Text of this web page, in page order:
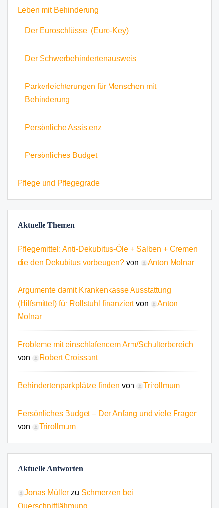
Leben mit Behinderung
Der Euroschlüssel (Euro-Key)
Der Schwerbehindertenausweis
Parkerleichterungen für Menschen mit
Behinderung
Persönliche Assistenz
Persönliches Budget
Pflege und Pflegegrade
Aktuelle Themen
Pflegemittel: Anti-Dekubitus-Öle + Salben + Cremen
die den Dekubitus vorbeugen? von Anton Molnar
Argumente damit Krankenkasse Ausstattung
(Hilfsmittel) für Rollstuhl finanziertvon
Anton
Molnar
Probleme mit einschlafendem Arm/Schulterbereich
von
Robert Croissant
Behindertenparkplätze finden von Trirollmum
Persönliches Budget – Der Anfang und viele Fragen
von
Trirollmum
Aktuelle Antworten
Jonas Müller zu Schmerzen bei
Querschnittlähmung